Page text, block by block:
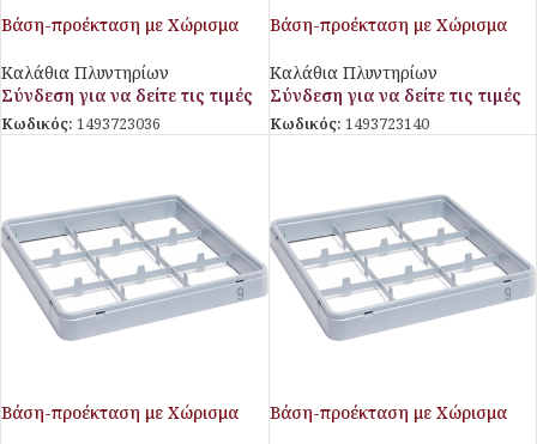
Βάση-προέκταση με Χώρισμα
Καλάθια Πλυντηρίων
Σύνδεση για να δείτε τις τιμές
Κωδικός: 1493723036
Βάση-προέκταση με Χώρισμα
Καλάθια Πλυντηρίων
Σύνδεση για να δείτε τις τιμές
Κωδικός: 1493723140
Βάση-προέκταση με Χώρισμα
Βάση-προέκταση με Χώρισμα